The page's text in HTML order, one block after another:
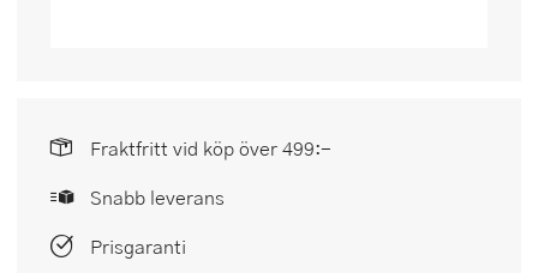
Fraktfritt vid köp över 499:-
Snabb leverans
Prisgaranti